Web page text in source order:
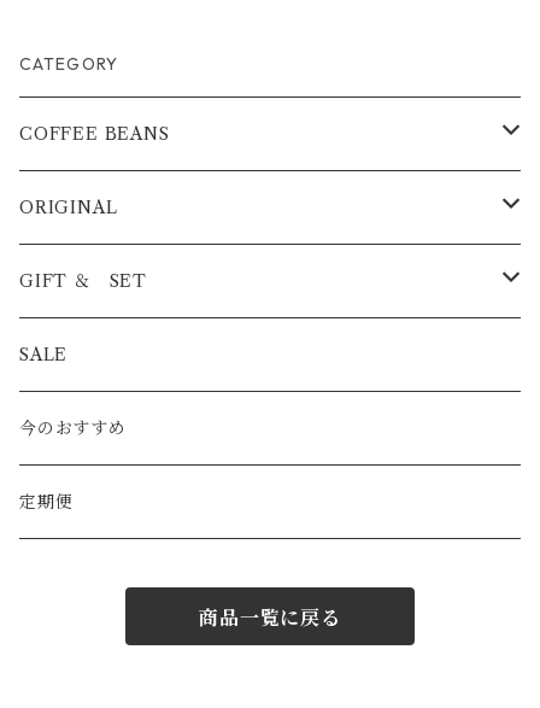
CATEGORY
COFFEE BEANS
BLEND
浅煎り
中煎り
STRAIGHT
浅煎り
中煎り
PREMIUM
酸味系
バランス系
ORIGINAL
ICED COFFEE
COFFEE BAG
CAFE AU LAIT BASE
08CAN
GIFT ＆ SET
COFFEE BAG
ICED COFFEE
CAFE AU LAIT BASE
SALE
今のおすすめ
定期便
商品一覧に戻る